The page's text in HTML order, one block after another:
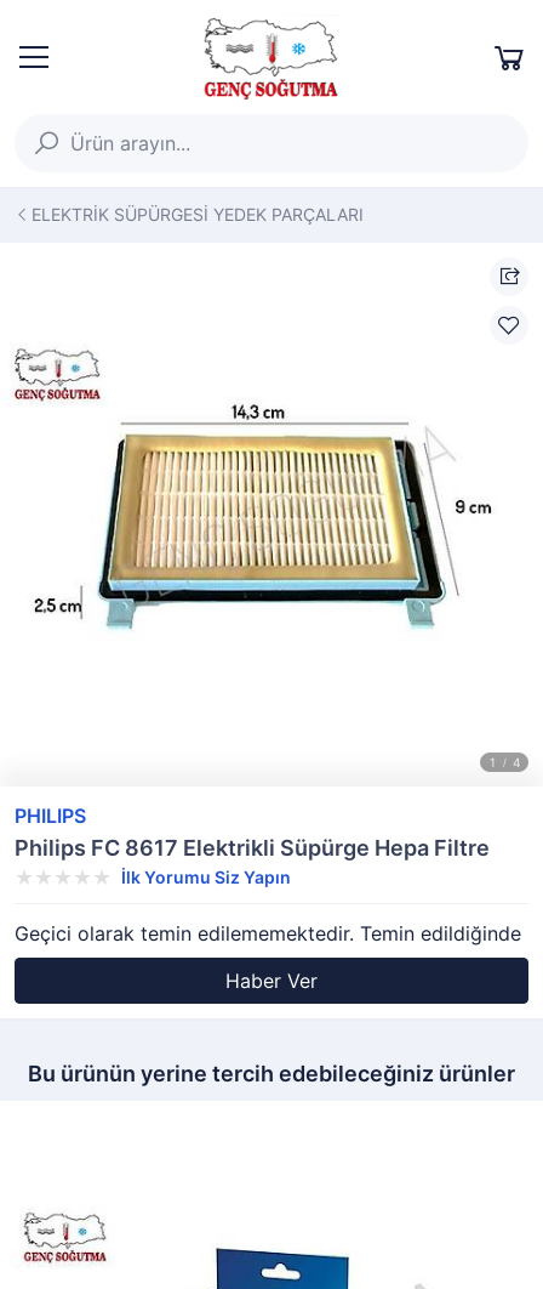
ELEKTRİK SÜPÜRGESİ YEDEK PARÇALARI
PHILIPS
Philips FC 8617 Elektrikli Süpürge Hepa Filtre
İlk Yorumu Siz Yapın
Geçici olarak temin edilememektedir. Temin edildiğinde
Haber Ver
Bu ürünün yerine tercih edebileceğiniz ürünler